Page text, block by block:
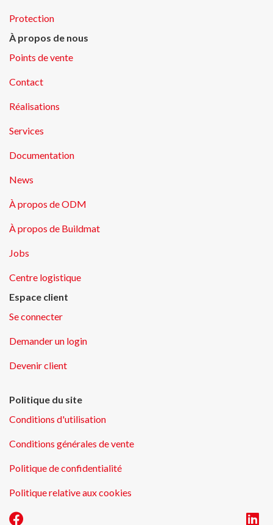
Protection
À propos de nous
Points de vente
Contact
Réalisations
Services
Documentation
News
À propos de ODM
À propos de Buildmat
Jobs
Centre logistique
Espace client
Se connecter
Demander un login
Devenir client
Politique du site
Conditions d'utilisation
Conditions générales de vente
Politique de confidentialité
Politique relative aux cookies